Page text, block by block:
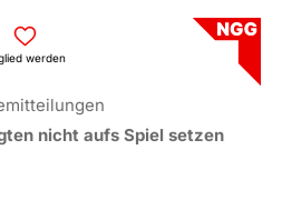
werden
nicht aufs Spiel setzen